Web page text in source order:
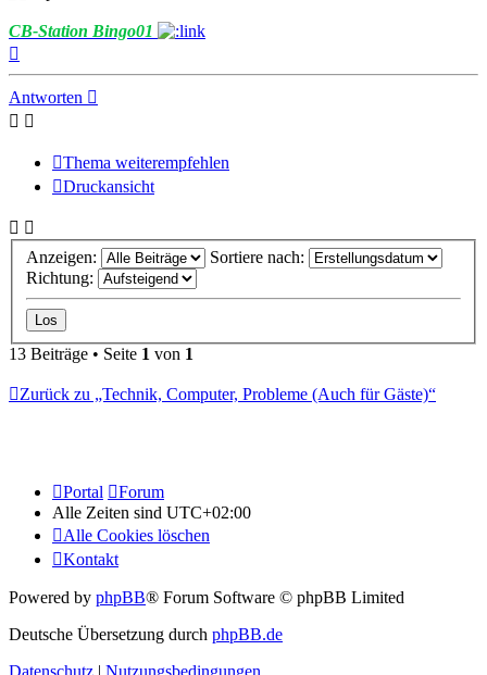
CB-Station Bingo01
Antworten
Thema weiterempfehlen
Druckansicht
Anzeigen:
Sortiere nach:
Richtung:
13 Beiträge • Seite 1 von 1
Zurück zu „Technik, Computer, Probleme (Auch für Gäste)“
Portal
Forum
Alle Zeiten sind UTC+02:00
Alle Cookies löschen
Kontakt
Powered by phpBB® Forum Software © phpBB Limited
Deutsche Übersetzung durch phpBB.de
Datenschutz | Nutzungsbedingungen